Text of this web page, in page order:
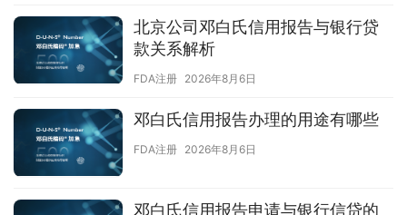
北京公司邓白氏信用报告与银行贷
款关系解析
FDA注册 2026年8月6日
邓白氏信用报告办理的用途有哪些
FDA注册 2026年8月6日
邓白氏信用报告申请与银行信贷的